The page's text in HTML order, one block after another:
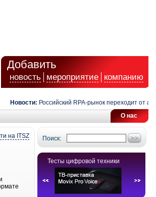
Добавить
новость мероприятие компанию
Новости: Российский RPA-рынок переходит от
О нас
Поиск:
Тесты цифровой техники
на ITSZ